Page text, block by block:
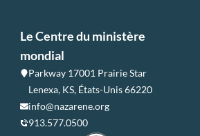
Le Centre du ministère
mondial
Parkway 17001 Prairie Star
Lenexa, KS, États-Unis 66220
info@nazarene.org
913.577.0500